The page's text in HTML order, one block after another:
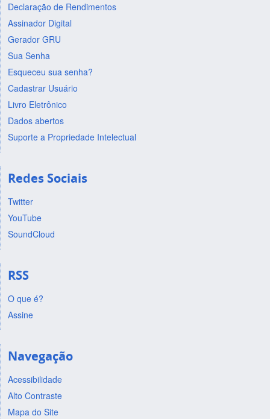
Declaração de Rendimentos
Assinador Digital
Gerador GRU
Sua Senha
Esqueceu sua senha?
Cadastrar Usuário
Livro Eletrônico
Dados abertos
Suporte a Propriedade Intelectual
Redes Sociais
Twitter
YouTube
SoundCloud
RSS
O que é?
Assine
Navegação
Acessibilidade
Alto Contraste
Mapa do Site